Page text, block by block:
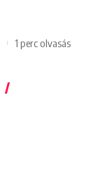
1 perc olvasás